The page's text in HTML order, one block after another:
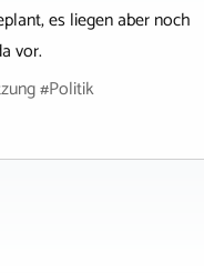
es liegen aber noch
vor.
#Politik